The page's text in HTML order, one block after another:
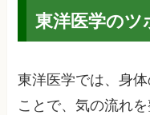
東洋医学のツ
東洋医学では、身
ことで、気の流れ